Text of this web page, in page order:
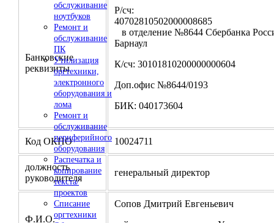
обслуживание
ноутбуков
Ремонт и
обслуживание
ПК
Утилизация
оргтехники,
электронного
оборудования и
лома
Ремонт и
обслуживание
периферийного
оборудования
Распечатка и
копирование
текста/
проектов
Списание
оргтехники
Банковские
реквизиты
Р/сч:
в отделение №8644 Сбербанка
Барнаул
К/сч: 30101810200000000604
Доп.офис №8644/0193
БИК: 040173604
Код ОКПО 10024711
должность
руководителя
генеральный директор
Ф.И.О.
Сопов Дмитрий Евгеньевич